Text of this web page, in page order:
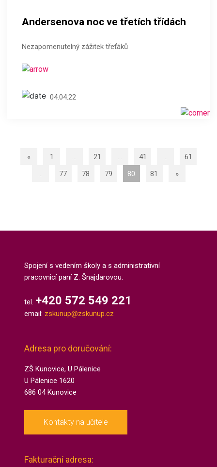
Andersenova noc ve třetích třídách
Nezapomenutelný zážitek třeťáků
04.04.22
« 1 21 41
61
77 78 79 80 81 »
Spojení s vedením školy a s administrativní
pracovnicí paní Z. Šnajdarovou:
tel. +420 572 549 221
email: zskunup@zskunup.cz
Adresa pro doručování:
ZŠ Kunovice, U Pálenice
U Pálenice 1620
686 04 Kunovice
Kontakty na učitele
Fakturační adresa: